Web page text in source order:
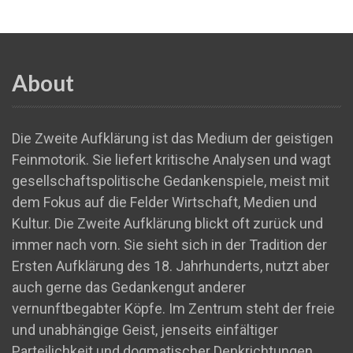
About
Die Zweite Aufklärung ist das Medium der geistigen
Feinmotorik. Sie liefert kritische Analysen und wagt
gesellschaftspolitische Gedankenspiele, meist mit
dem Fokus auf die Felder Wirtschaft, Medien und
Kultur. Die Zweite Aufklärung blickt oft zurück und
immer nach vorn. Sie sieht sich in der Tradition der
Ersten Aufklärung des 18. Jahrhunderts, nutzt aber
auch gerne das Gedankengut anderer
vernunftbegabter Köpfe. Im Zentrum steht der freie
und unabhängige Geist, jenseits einfältiger